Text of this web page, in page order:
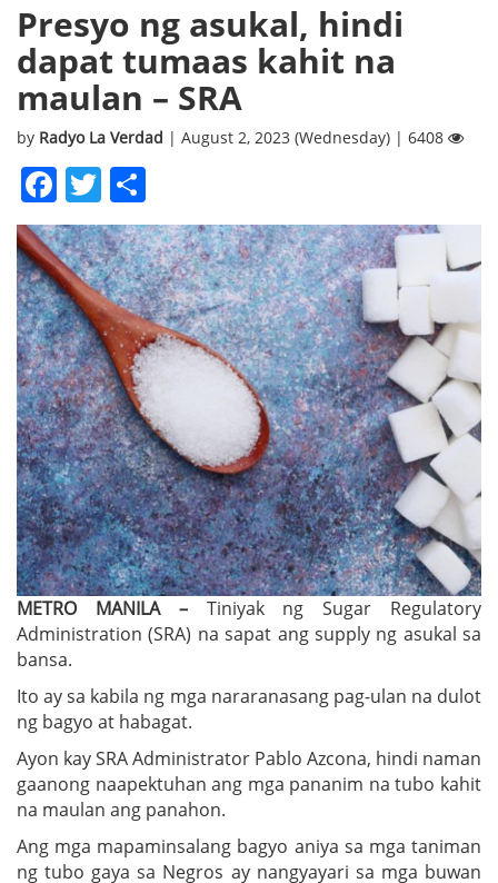
Presyo ng asukal, hindi
dapat tumaas kahit na
maulan – SRA
by Radyo La Verdad | August 2, 2023 (Wednesday) | 6408
Facebook
Twitter
METRO MANILA – Tiniyak ng Sugar Regulatory
Administration (SRA) na sapat ang supply ng asukal sa
bansa.
Ito ay sa kabila ng mga nararanasang pag-ulan na dulot
ng bagyo at habagat.
Ayon kay SRA Administrator Pablo Azcona, hindi naman
gaanong naapektuhan ang mga pananim na tubo kahit
na maulan ang panahon.
Ang mga mapaminsalang bagyo aniya sa mga taniman
ng tubo gaya sa Negros ay nangyayari sa mga buwan